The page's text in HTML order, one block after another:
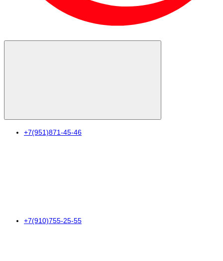
+7(951)871-45-46
+7(910)755-25-55